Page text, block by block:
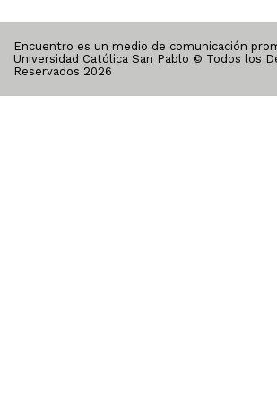
Encuentro es un medio de comunicación
Universidad Católica San Pablo © Todos los
Reservados 2026